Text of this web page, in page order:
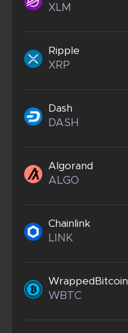
XLM
Ripple
XRP
Dash
DASH
Algorand
ALGO
Chainlink
LINK
WrappedBitcoin
WBTC